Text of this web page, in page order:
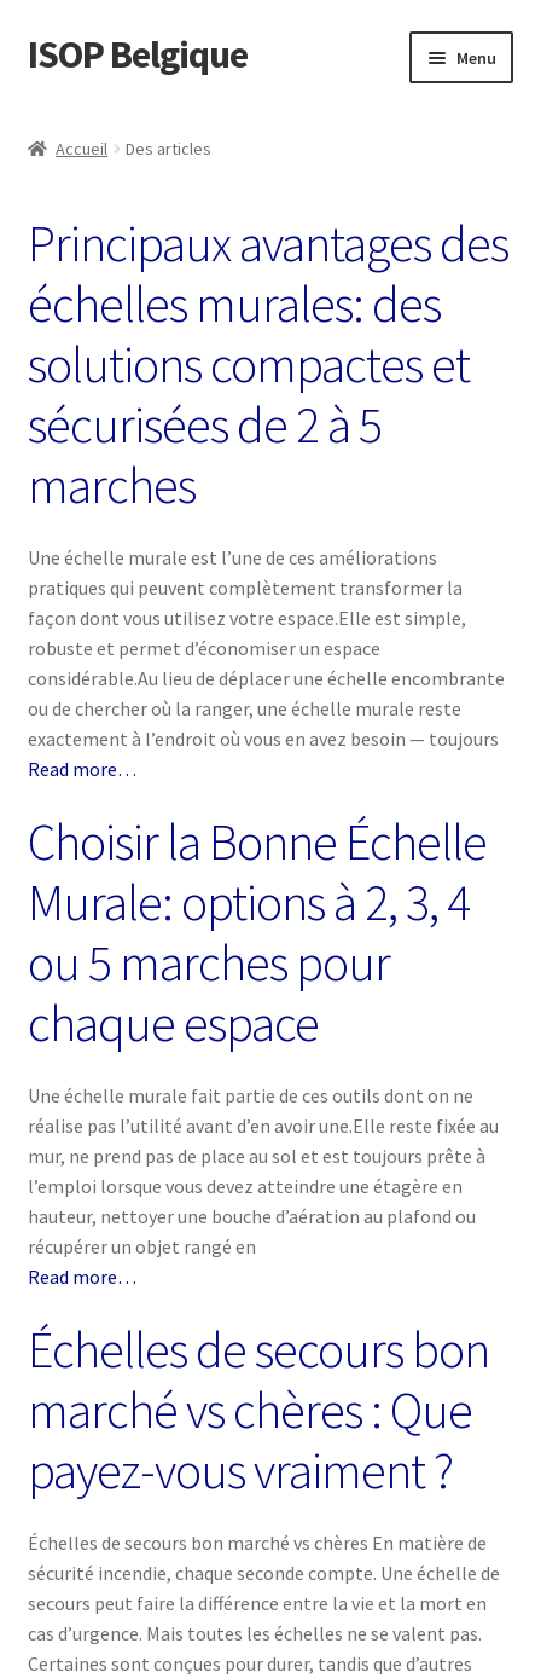
Aller
à
navigation
Aller
au
ISOP Belgique Menu
Ensembles de Sauvetage et de Survie
Vente en gros
Des articles
Vidéos
Nous contacter
Politique
Accueil Des articles
Principaux avantages des
échelles murales: des
solutions compactes et
sécurisées de 2 à 5
marches
Une échelle murale est l’une de ces améliorations
pratiques qui peuvent complètement transformer la
façon dont vous utilisez votre espace.Elle est simple,
robuste et permet d’économiser un espace
considérable.Au lieu de déplacer une échelle encombrante
ou de chercher où la ranger, une échelle murale reste
exactement à l’endroit où vous en avez besoin — toujours
Read more…
Choisir la Bonne Échelle
Murale: options à 2, 3, 4
ou 5 marches pour
chaque espace
Une échelle murale fait partie de ces outils dont on ne
réalise pas l’utilité avant d’en avoir une.Elle reste fixée au
mur, ne prend pas de place au sol et est toujours prête à
l’emploi lorsque vous devez atteindre une étagère en
hauteur, nettoyer une bouche d’aération au plafond ou
récupérer un objet rangé en
Read more…
Échelles de secours bon
marché vs chères : Que
payez-vous vraiment ?
Échelles de secours bon marché vs chères En matière de
sécurité incendie, chaque seconde compte. Une échelle de
secours peut faire la différence entre la vie et la mort en
cas d’urgence. Mais toutes les échelles ne se valent pas.
Certaines sont conçues pour durer, tandis que d’autres